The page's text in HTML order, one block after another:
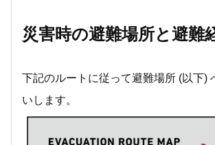
災害時の避難場所と避難
下記のルートに従って避難場所 (以下)
いします。